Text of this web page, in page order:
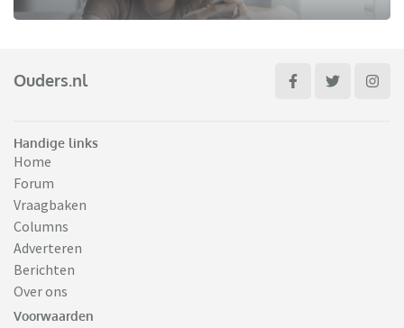
Ouders.nl
Handige links
Home
Forum
Vraagbaken
Columns
Adverteren
Berichten
Over ons
Voorwaarden